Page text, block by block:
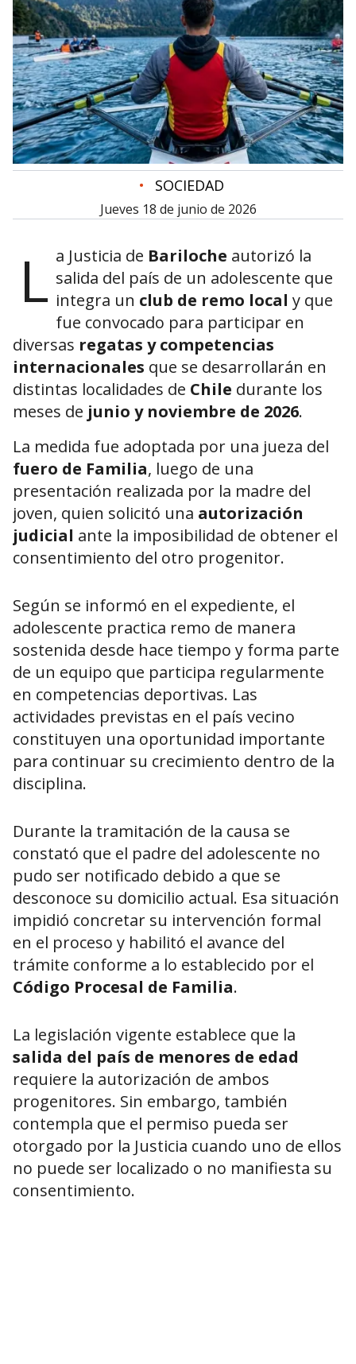
• SOCIEDAD
jueves 18 de junio de 2026
L a Justicia de Bariloche autorizó la
salida del país de un adolescente que
integra un club de remo local y que
fue convocado para participar en
diversas regatas y competencias
internacionales que se desarrollarán en
distintas localidades de Chile durante los
meses de junio y noviembre de 2026.
La medida fue adoptada por una jueza del
fuero de Familia, luego de una
presentación realizada por la madre del
joven, quien solicitó una autorización
judicial ante la imposibilidad de obtener el
consentimiento del otro progenitor.
Según se informó en el expediente, el
adolescente practica remo de manera
sostenida desde hace tiempo y forma parte
de un equipo que participa regularmente
en competencias deportivas. Las
actividades previstas en el país vecino
constituyen una oportunidad importante
para continuar su crecimiento dentro de la
disciplina.
Durante la tramitación de la causa se
constató que el padre del adolescente no
pudo ser notificado debido a que se
desconoce su domicilio actual. Esa situación
impidió concretar su intervención formal
en el proceso y habilitó el avance del
trámite conforme a lo establecido por el
Código Procesal de Familia.
La legislación vigente establece que la
salida del país de menores de edad
requiere la autorización de ambos
progenitores. Sin embargo, también
contempla que el permiso pueda ser
otorgado por la Justicia cuando uno de ellos
no puede ser localizado o no manifiesta su
consentimiento.